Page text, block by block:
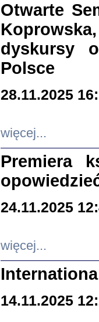
Otwarte
dyskursy
Polsce
28.11.2025
więcej...
Premiera
24.11.2025
więcej...
14.11.2025